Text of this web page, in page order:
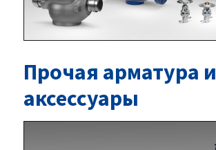
Прочая арматура и
аксессуары